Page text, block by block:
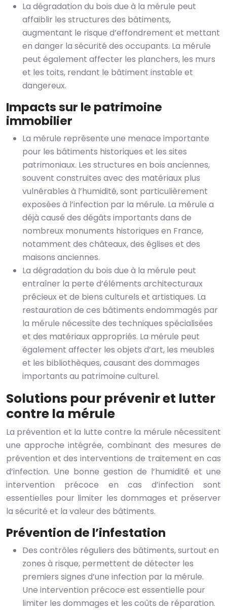
La dégradation du bois due à la mérule peut
affaiblir les structures des bâtiments,
augmentant le risque d’effondrement et mettant
en danger la sécurité des occupants. La mérule
peut également affecter les planchers, les murs
et les toits, rendant le bâtiment instable et
dangereux.
Impacts sur le patrimoine
immobilier
La mérule représente une menace importante
pour les bâtiments historiques et les sites
patrimoniaux. Les structures en bois anciennes,
souvent construites avec des matériaux plus
vulnérables à l’humidité, sont particulièrement
exposées à l’infection par la mérule. La mérule a
déjà causé des dégâts importants dans de
nombreux monuments historiques en France,
notamment des châteaux, des églises et des
maisons anciennes.
La dégradation du bois due à la mérule peut
entraîner la perte d’éléments architecturaux
précieux et de biens culturels et artistiques. La
restauration de ces bâtiments endommagés par
la mérule nécessite des techniques spécialisées
et des matériaux appropriés. La mérule peut
également affecter les objets d’art, les meubles
et les bibliothèques, causant des dommages
importants au patrimoine culturel.
Solutions pour prévenir et lutter
contre la mérule
La prévention et la lutte contre la mérule nécessitent
une approche intégrée, combinant des mesures de
prévention et des interventions de traitement en cas
d’infection. Une bonne gestion de l’humidité et une
intervention précoce en cas d’infection sont
essentielles pour limiter les dommages et préserver
la sécurité et la valeur des bâtiments.
Prévention de l’infestation
Des contrôles réguliers des bâtiments, surtout en
zones à risque, permettent de détecter les
premiers signes d’une infection par la mérule.
Une intervention précoce est essentielle pour
limiter les dommages et les coûts de réparation.